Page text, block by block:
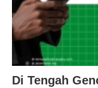
Di Tengah